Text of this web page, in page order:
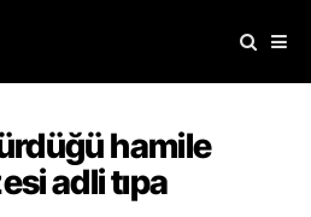
hamile
adli tıpa